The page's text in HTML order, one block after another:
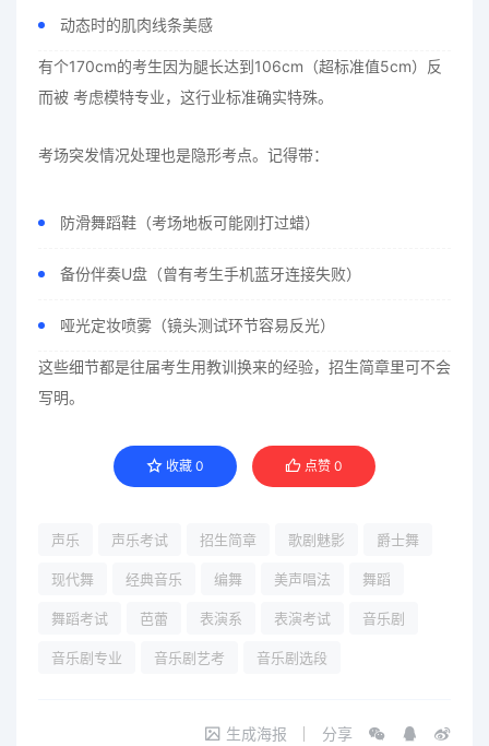
动态时的肌肉线条美感
有个170cm的考生因为腿长达到106cm（超标准值5cm）反
而被 考虑模特专业，这行业标准确实特殊。
考场突发情况处理也是隐形考点。记得带：
防滑舞蹈鞋（考场地板可能刚打过蜡）
备份伴奏U盘（曾有考生手机蓝牙连接失败）
哑光定妆喷雾（镜头测试环节容易反光）
这些细节都是往届考生用教训换来的经验，招生简章里可不会
写明。
收藏 0 点赞 0
声乐 声乐考试 招生简章 歌剧魅影 爵士舞
现代舞 经典音乐 编舞 美声唱法 舞蹈
舞蹈考试 芭蕾 表演系 表演考试 音乐剧
音乐剧专业 音乐剧艺考 音乐剧选段
生成海报 分享